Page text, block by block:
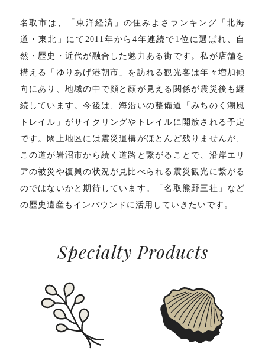
名取市は、「東洋経済」の住みよさランキング「北海
道・東北」にて2011年から4年連続で1位に選ばれ、自
然・歴史・近代が融合した魅力ある街です。私が店舗を
構える「ゆりあげ港朝市」を訪れる観光客は年々増加傾
向にあり、地域の中で顔と顔が見える関係が震災後も継
続しています。今後は、海沿いの整備道「みちのく潮風
トレイル」がサイクリングやトレイルに開放される予定
です。閖上地区には震災遺構がほとんど残りませんが、
この道が岩沼市から続く道路と繋がることで、沿岸エリ
アの被災や復興の状況が見比べられる震災観光に繋がる
のではないかと期待しています。「名取熊野三社」など
の歴史遺産もインバウンドに活用していきたいです。
Specialty Products